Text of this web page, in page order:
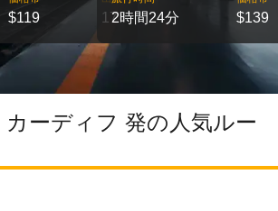
$119 172時間24分 $139
ーディフ 発の人気ルー